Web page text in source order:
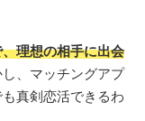
理想の相手に出会
、マッチングアプ
真剣恋活できるわ